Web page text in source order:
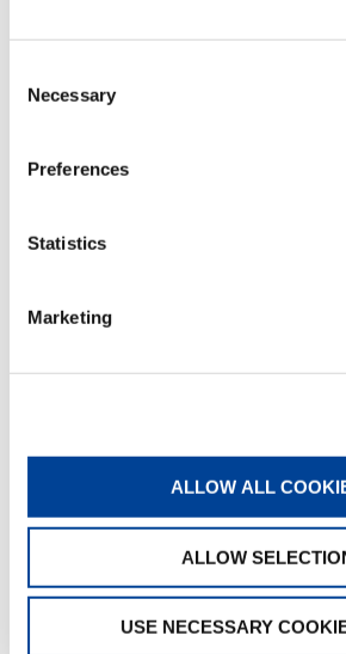
Selection
Necessary
Preferences
Statistics
Marketing
ALLOW ALL
ALLOW
USE NECESSARY
Optional
Hydraulische Winde
Optional